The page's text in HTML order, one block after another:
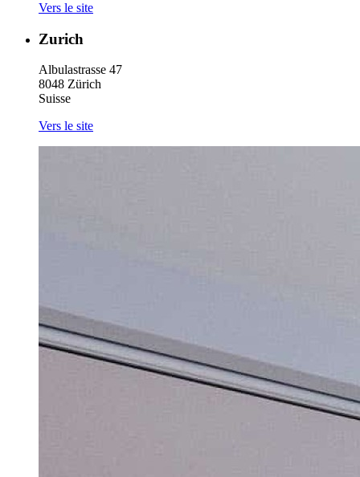
Vers le site
Zurich
Albulastrasse 47
8048 Zürich
Suisse
Vers le site